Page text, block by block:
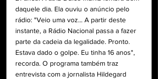
daquele dia. Ela ouviu o anúncio pelo
rádio: "Veio uma voz... A partir deste
instante, a Rádio Nacional passa a fazer
parte da cadeia da legalidade. Pronto.
Estava dado o golpe. Eu tinha 16 anos",
recorda. O programa também traz
entrevista com a jornalista Hildegard